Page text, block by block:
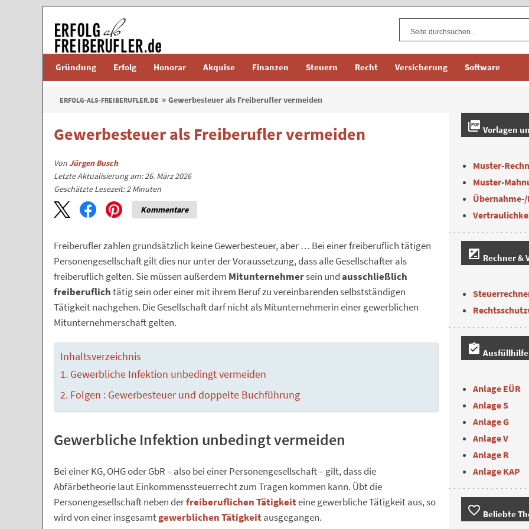
Gründung Erfolg Honorar Akquise Finanzen Steuern Recht Versicherung Software
ERFOLG-ALS-FREIBERUFLER.DE Gewerbesteuer als Freiberufler vermeiden
Gewerbesteuer als Freiberufler vermeiden
VonJürgen Busch
Letzte Aktualisierung am: 26. März 2026
Geschätzte Lesezeit:2 Minuten
Kommentare
Freiberufler zahlen grundsätzlich keine Gewerbesteuer, aber … Bei einer freiberuflich tätigen
Personengesellschaft gilt dies nur unter der Voraussetzung, dass alle Gesellschafter als
freiberuflich gelten. Sie müssen außerdem Mitunternehmersein undausschließlich
freiberuflichtätig sein oder einer mit ihrem Beruf zu vereinbarenden selbstständigen
Tätigkeit nachgehen. Die Gesellschaft darf nicht als Mitunternehmerin einer gewerblichen
Mitunternehmerschaft gelten.
Inhaltsverzeichnis
Gewerbliche Infektion unbedingt vermeiden
Folgen : Gewerbesteuer und doppelte Buchführung
Gewerbliche Infektion unbedingt vermeiden
Bei einer KG, OHG oder GbR – also bei einer Personengesellschaft – gilt, dass die
Abfärbetheorie laut Einkommenssteuerrecht zum Tragen kommen kann. Übt die
Personengesellschaft neben derfreiberuflichen Tätigkeiteine gewerbliche Tätigkeit aus, so
wird von einer insgesamtgewerblichen Tätigkeit ausgegangen.
picture_as_pdf Vorlagen
Muster-
Muster-
iso Rechner &
assignment_turned_in
Anlage EÜR
Anlage S
Anlage G
Anlage V
Anlage R
Anlage KAP
favorite_border Beliebte